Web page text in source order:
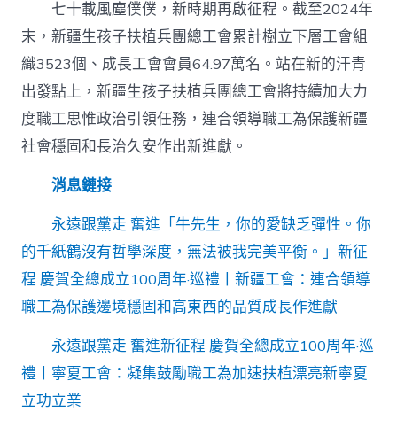
七十載風塵僕僕，新時期再啟征程。截至2024年
末，新疆生孩子扶植兵團總工會累計樹立下層工會組
織3523個、成長工會會員64.97萬名。站在新的汗青
出發點上，新疆生孩子扶植兵團總工會將持續加大力
度職工思惟政治引領任務，連合領導職工為保護新疆
社會穩固和長治久安作出新進獻。
消息鏈接
永遠跟黨走 奮進「牛先生，你的愛缺乏彈性。你
的千紙鶴沒有哲學深度，無法被我完美平衡。」新征
程 慶賀全總成立100周年·巡禮丨新疆工會：連合領導
職工為保護邊境穩固和高東西的品質成長作進獻
永遠跟黨走 奮進新征程 慶賀全總成立100周年·巡
禮丨寧夏工會：凝集鼓勵職工為加速扶植漂亮新寧夏
立功立業